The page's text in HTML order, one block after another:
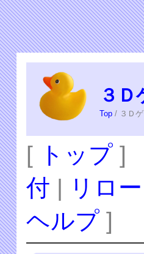
３Ｄ
Top / ３Ｄ
[ トップ ]
付 | リロ
ヘルプ ]